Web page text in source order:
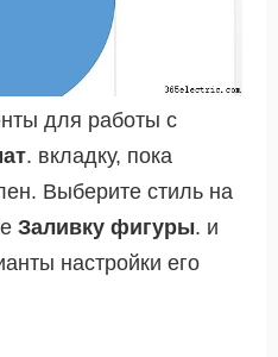
для работы с
. вкладку, пока
Выберите стиль на
Заливку фигуры. и
настройки его